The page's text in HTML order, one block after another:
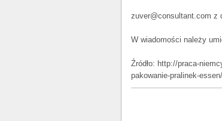
zuver@consultant.com z
W wiadomości należy
Źródło: http://praca-
pakowanie-pralinek-essen/